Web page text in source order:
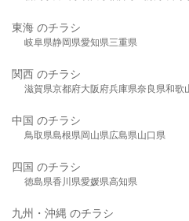
東海 のチラシ
岐阜県静岡県愛知県三重県
関西 のチラシ
滋賀県京都府大阪府兵庫県奈良県和歌
中国 のチラシ
鳥取県島根県岡山県広島県山口県
四国 のチラシ
徳島県香川県愛媛県高知県
九州・沖縄 のチラシ